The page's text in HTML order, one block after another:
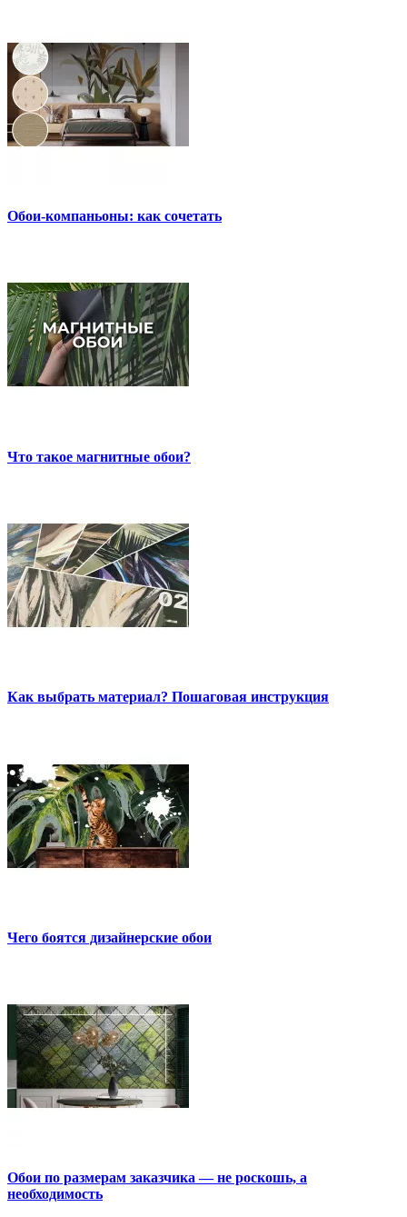
Обои-компаньоны: как сочетать
Что такое магнитные обои?
Как выбрать материал? Пошаговая инструкция
Чего боятся дизайнерские обои
Обои по размерам заказчика — не роскошь, а
необходимость